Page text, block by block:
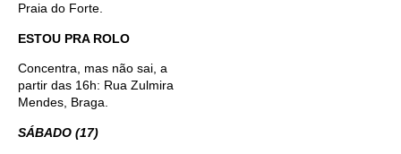
Praia do Forte.
ESTOU PRA ROLO
Concentra, mas não sai, a
partir das 16h: Rua Zulmira
Mendes, Braga.
SÁBADO (17)